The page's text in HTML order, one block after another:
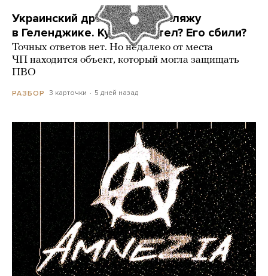
Украинский дрон попал по пляжу
в Геленджике. Куда он летел? Его сбили?
Точных ответов нет. Но недалеко от места
ЧП находится объект, который могла защищать
ПВО
РАЗБОР 3 карточки 5 дней назад